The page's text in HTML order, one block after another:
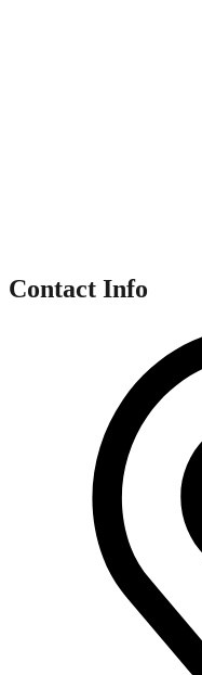
Contact Info